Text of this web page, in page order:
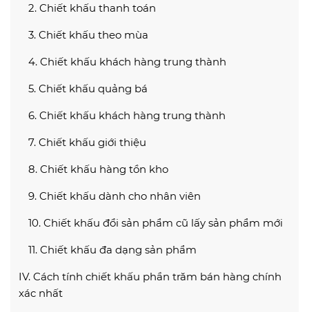
2. Chiết khấu thanh toán
3. Chiết khấu theo mùa
4. Chiết khấu khách hàng trung thành
5. Chiết khấu quảng bá
6. Chiết khấu khách hàng trung thành
7. Chiết khấu giới thiệu
8. Chiết khấu hàng tồn kho
9. Chiết khấu dành cho nhân viên
10. Chiết khấu đổi sản phẩm cũ lấy sản phẩm mới
11. Chiết khấu đa dạng sản phẩm
IV. Cách tính chiết khấu phần trăm bán hàng chính
xác nhất